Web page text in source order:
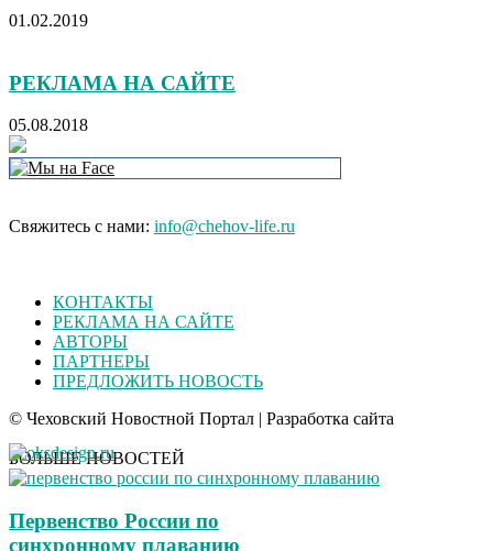
01.02.2019
РЕКЛАМА НА САЙТЕ
05.08.2018
Свяжитесь с нами: info@chehov-life.ru
КОНТАКТЫ
РЕКЛАМА НА САЙТЕ
АВТОРЫ
ПАРТНЕРЫ
ПРЕДЛОЖИТЬ НОВОСТЬ
© Чеховский Новостной Портал | Разработка сайта
БОЛЬШЕ НОВОСТЕЙ
Первенство России по
синхронному плаванию